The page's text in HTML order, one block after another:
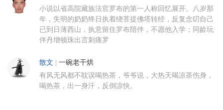
小说以省高院藏族法官罗布的第一人称回忆展开。八岁那
年，失明的奶奶终日执着绕菩提佛塔转经，反复念叨自己
已到日薄西山，执意留住罗布陪伴，不愿他入学；同龄玩
伴丹增顿珠出言刺痛罗
散文 一碗老干烘
有风无风都不耽误喝热茶，爷爷说，大热天喝凉茶伤身，
喝热茶，出一身汗，反倒凉快。